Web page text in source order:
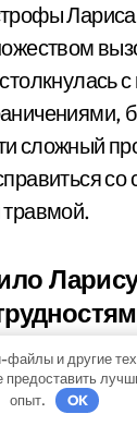
сложный
со
травмой.
жизни
файлы и другие
предоставить
опыт.
OK